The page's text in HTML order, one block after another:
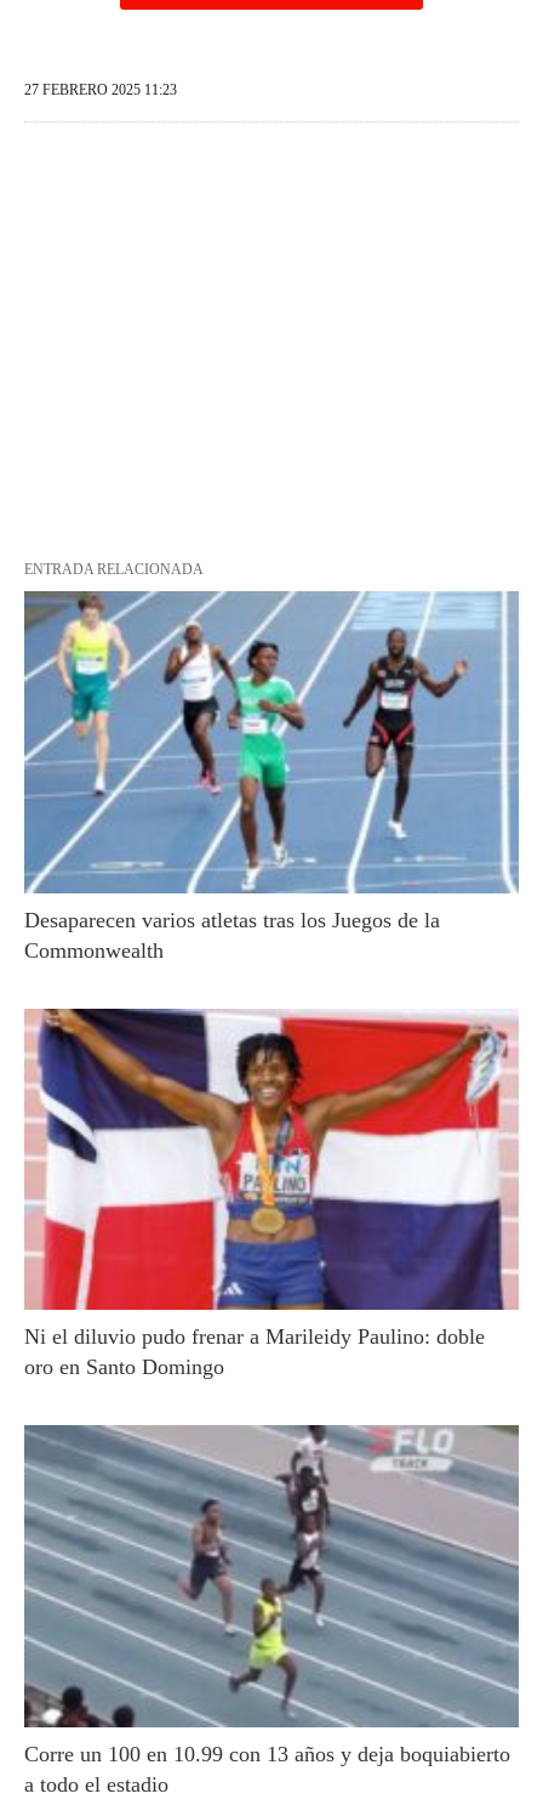
27 FEBRERO 2025 11:23
ENTRADA RELACIONADA
Desaparecen varios atletas tras los Juegos de la
Commonwealth
Ni el diluvio pudo frenar a Marileidy Paulino: doble
oro en Santo Domingo
Corre un 100 en 10.99 con 13 años y deja boquiabierto
a todo el estadio